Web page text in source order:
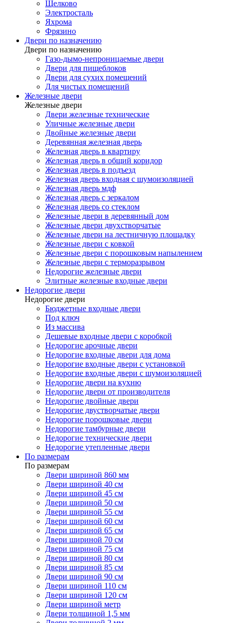
Щелково
Электросталь
Яхрома
Фрязино
Двери по назначению
Двери по назначению
Газо-дымо-непроницаемые двери
Двери для пищеблоков
Двери для сухих помещений
Для чистых помещений
Железные двери
Железные двери
Двери железные технические
Уличные железные двери
Двойные железные двери
Деревянная железная дверь
Железная дверь в квартиру
Железная дверь в общий коридор
Железная дверь в подъезд
Железная дверь входная с шумоизоляцией
Железная дверь мдф
Железная дверь с зеркалом
Железная дверь со стеклом
Железные двери в деревянный дом
Железные двери двухстворчатые
Железные двери на лестничную площадку
Железные двери с ковкой
Железные двери с порошковым напылением
Железные двери с терморазрывом
Недорогие железные двери
Элитные железные входные двери
Недорогие двери
Недорогие двери
Бюджетные входные двери
Под ключ
Из массива
Дешевые входные двери с коробкой
Недорогие арочные двери
Недорогие входные двери для дома
Недорогие входные двери с установкой
Недорогие входные двери с шумоизоляцией
Недорогие двери на кухню
Недорогие двери от производителя
Недорогие двойные двери
Недорогие двустворчатые двери
Недорогие порошковые двери
Недорогие тамбурные двери
Недорогие технические двери
Недорогие утепленные двери
По размерам
По размерам
Двери шириной 860 мм
Двери шириной 40 см
Двери шириной 45 см
Двери шириной 50 см
Двери шириной 55 см
Двери шириной 60 см
Двери шириной 65 см
Двери шириной 70 см
Двери шириной 75 см
Двери шириной 80 см
Двери шириной 85 см
Двери шириной 90 см
Двери шириной 110 см
Двери шириной 120 см
Двери шириной метр
Двери толщиной 1,5 мм